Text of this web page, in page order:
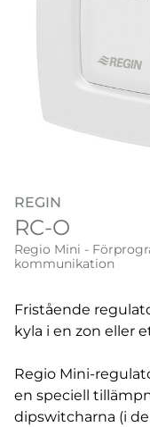
REGIN
RC-O
Regio Mini -
kommunikation
Fristående
kyla i en zon eller
Regio Mini-
en speciell
dipswitcharna (i